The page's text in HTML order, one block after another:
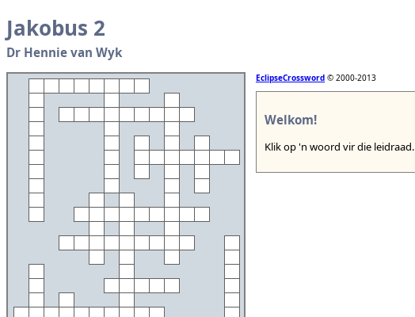
Jakobus 2
Dr Hennie van Wyk
EclipseCrossword © 2000-2013
Welkom!
Klik op 'n woord vir die leidraad.